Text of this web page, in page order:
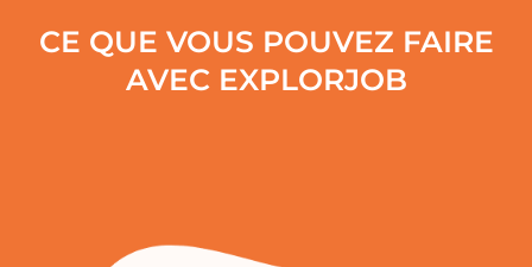
CE QUE VOUS POUVEZ FAIRE
AVEC EXPLORJOB